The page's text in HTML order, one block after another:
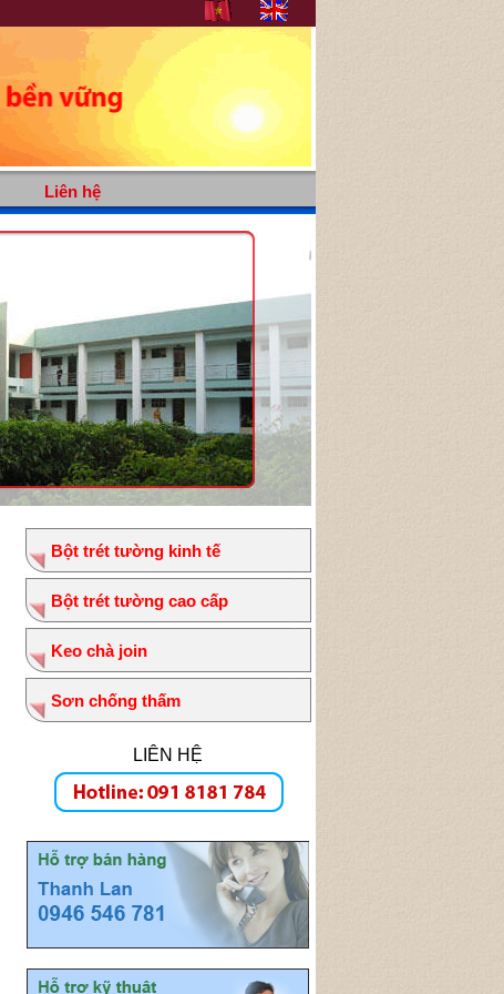
Liên hệ
Bột trét tường kinh tế
Bột trét tường cao cấp
Keo chà join
Sơn chống thấm
LIÊN HỆ